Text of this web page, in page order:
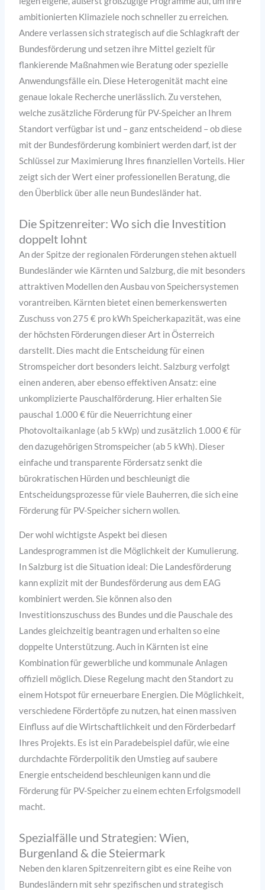
ambitionierten Klimaziele noch schneller zu erreichen.
Andere verlassen sich strategisch auf die Schlagkraft der
Bundesförderung und setzen ihre Mittel gezielt für
flankierende Maßnahmen wie Beratung oder spezielle
Anwendungsfälle ein. Diese Heterogenität macht eine
genaue lokale Recherche unerlässlich. Zu verstehen,
welche zusätzliche Förderung für PV-Speicher an Ihrem
Standort verfügbar ist und – ganz entscheidend – ob diese
mit der Bundesförderung kombiniert werden darf, ist der
Schlüssel zur Maximierung Ihres finanziellen Vorteils. Hier
zeigt sich der Wert einer professionellen Beratung, die
den Überblick über alle neun Bundesländer hat.
Die Spitzenreiter: Wo sich die Investition
doppelt lohnt
An der Spitze der regionalen Förderungen stehen aktuell
Bundesländer wie Kärnten und Salzburg, die mit besonders
attraktiven Modellen den Ausbau von Speichersystemen
vorantreiben. Kärnten bietet einen bemerkenswerten
Zuschuss von 275 € pro kWh Speicherkapazität, was eine
der höchsten Förderungen dieser Art in Österreich
darstellt. Dies macht die Entscheidung für einen
Stromspeicher dort besonders leicht. Salzburg verfolgt
einen anderen, aber ebenso effektiven Ansatz: eine
unkomplizierte Pauschalförderung. Hier erhalten Sie
pauschal 1.000 € für die Neuerrichtung einer
Photovoltaikanlage (ab 5 kWp) und zusätzlich 1.000 € für
den dazugehörigen Stromspeicher (ab 5 kWh). Dieser
einfache und transparente Fördersatz senkt die
bürokratischen Hürden und beschleunigt die
Entscheidungsprozesse für viele Bauherren, die sich eine
Förderung für PV-Speicher sichern wollen.
Der wohl wichtigste Aspekt bei diesen
Landesprogrammen ist die Möglichkeit der Kumulierung.
In Salzburg ist die Situation ideal: Die Landesförderung
kann explizit mit der Bundesförderung aus dem EAG
kombiniert werden. Sie können also den
Investitionszuschuss des Bundes und die Pauschale des
Landes gleichzeitig beantragen und erhalten so eine
doppelte Unterstützung. Auch in Kärnten ist eine
Kombination für gewerbliche und kommunale Anlagen
offiziell möglich. Diese Regelung macht den Standort zu
einem Hotspot für erneuerbare Energien. Die Möglichkeit,
verschiedene Fördertöpfe zu nutzen, hat einen massiven
Einfluss auf die Wirtschaftlichkeit und den Förderbedarf
Ihres Projekts. Es ist ein Paradebeispiel dafür, wie eine
durchdachte Förderpolitik den Umstieg auf saubere
Energie entscheidend beschleunigen kann und die
Förderung für PV-Speicher zu einem echten Erfolgsmodell
macht.
Spezialfälle und Strategien: Wien,
Burgenland & die Steiermark
Neben den klaren Spitzenreitern gibt es eine Reihe von
Bundesländern mit sehr spezifischen und strategisch